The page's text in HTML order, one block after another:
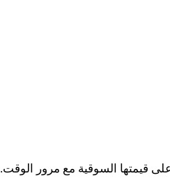
قيمتها السوقية مع مرور الوقت.